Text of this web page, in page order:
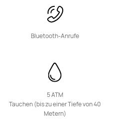
Bluetooth-Anrufe
5 ATM
Tauchen (bis zu einer Tiefe von 40
Metern)